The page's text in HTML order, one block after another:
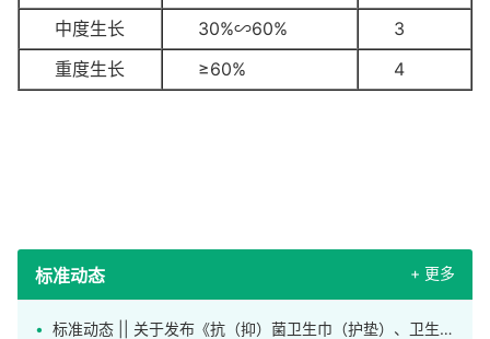
中度生长
30%∽60%
3
重度生长
≥60% 4
标准动态 + 更多
标准动态 || 关于发布《抗（抑）菌卫生巾（护垫）、卫生裤》团体标准的公告